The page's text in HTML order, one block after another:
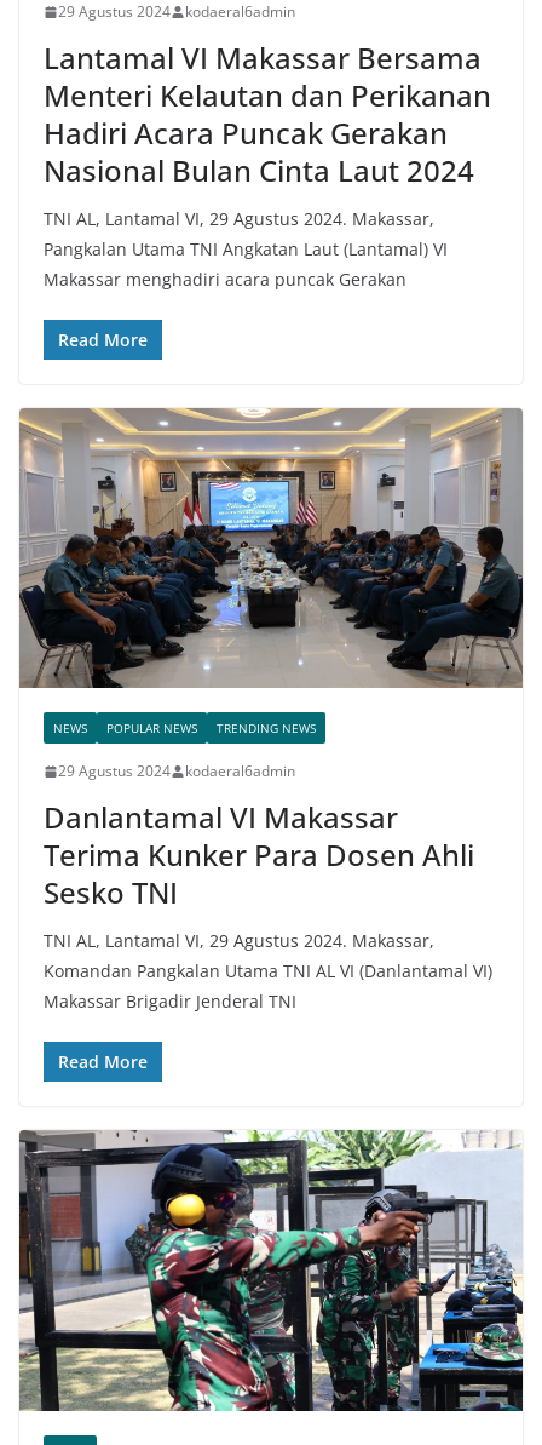
29 Agustus 2024 kodaeral6admin
Lantamal VI Makassar Bersama
Menteri Kelautan dan Perikanan
Hadiri Acara Puncak Gerakan
Nasional Bulan Cinta Laut 2024
TNI AL, Lantamal VI, 29 Agustus 2024. Makassar,
Pangkalan Utama TNI Angkatan Laut (Lantamal) VI
Makassar menghadiri acara puncak Gerakan
Read More
NEWS POPULAR NEWS TRENDING NEWS
29 Agustus 2024 kodaeral6admin
Danlantamal VI Makassar
Terima Kunker Para Dosen Ahli
Sesko TNI
TNI AL, Lantamal VI, 29 Agustus 2024. Makassar,
Komandan Pangkalan Utama TNI AL VI (Danlantamal VI)
Makassar Brigadir Jenderal TNI
Read More